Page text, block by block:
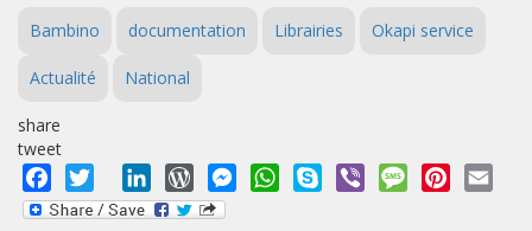
Bambino documentation Librairies Okapi service
Actualité National
share
tweet
Facebook
Twitter LinkedInWordPressMessengerWhatsApp
Skype Viber MessagePinterest